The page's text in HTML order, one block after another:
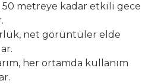
50 metreye kadar etkili gece
net görüntüler elde
her ortamda kullanım